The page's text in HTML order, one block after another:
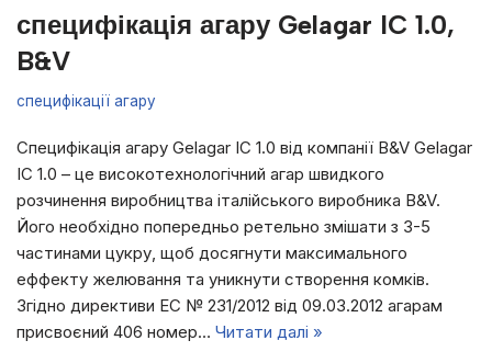
специфікація агару Gelagar IC 1.0,
B&V
специфікації агару
Специфікація агару Gelagar IC 1.0 від компанії B&V Gelagar
IC 1.0 – це високотехнологічний агар швидкого
розчинення виробництва італійського виробника B&V.
Його необхідно попередньо ретельно змішати з 3-5
частинами цукру, щоб досягнути максимального
еффекту желювання та уникнути створення комків.
Згідно директиви ЕС № 231/2012 від 09.03.2012 агарам
присвоєний 406 номер… Читати далі »